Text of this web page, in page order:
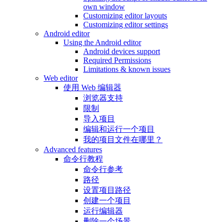
own window
Customizing editor layouts
Customizing editor settings
Android editor
Using the Android editor
Android devices support
Required Permissions
Limitations & known issues
Web editor
使用 Web 编辑器
浏览器支持
限制
导入项目
编辑和运行一个项目
我的项目文件在哪里？
Advanced features
命令行教程
命令行参考
路径
设置项目路径
创建一个项目
运行编辑器